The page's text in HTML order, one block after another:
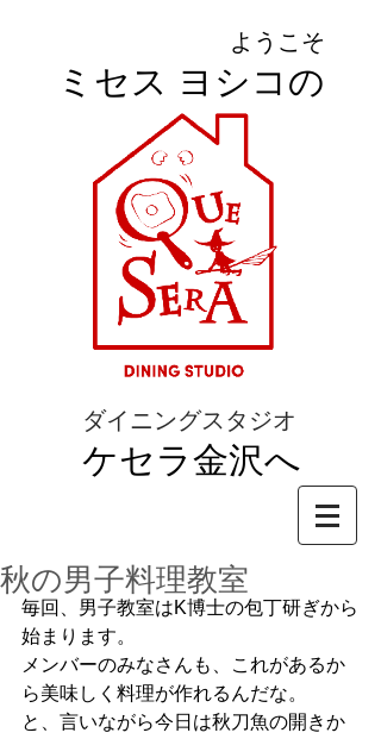
ようこそ
ミセス ヨシコの
ダイニングスタジオ
ケセラ金沢へ
秋の男子料理教室
毎回、男子教室はK博士の包丁研ぎから
始まります。
メンバーのみなさんも、これがあるか
ら美味しく料理が作れるんだな。
と、言いながら今日は秋刀魚の開きか